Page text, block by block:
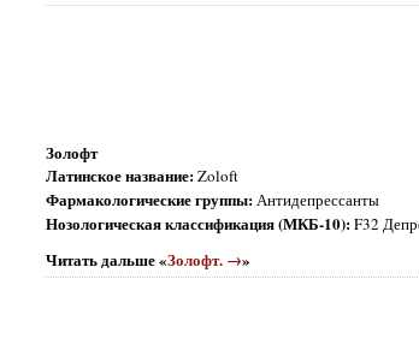
Золофт
Латинское название:Zoloft
Фармакологические группы:Антидепрессанты
Нозологическая классификация (МКБ-10):F32
Читать дальше «Золофт. →»